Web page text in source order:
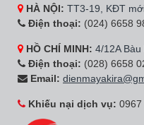
HÀ NỘI: TT3-19, KĐT
Điện thoại: (024) 6658
HỒ CHÍ MINH: 4/12A
Điện thoại: (028) 6658
Email:
Khiếu nại dịch vụ: 0967